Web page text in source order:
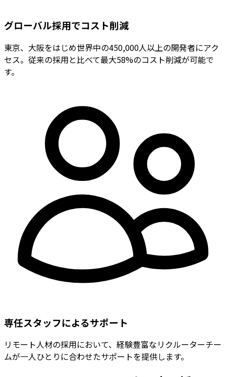
グローバル採用でコスト削減
東京、大阪をはじめ世界中の450,000人以上の開発者にアク
セス。従来の採用と比べて最大58%のコスト削減が可能で
す。
専任スタッフによるサポート
リモート人材の採用において、経験豊富なリクルーターチー
ムが一人ひとりに合わせたサポートを提供します。